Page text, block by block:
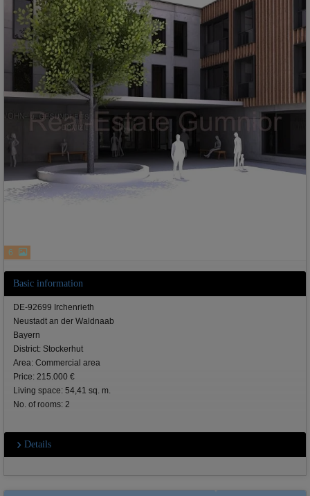
6
Basic information
DE-92699 Irchenrieth
Neustadt an der Waldnaab
Bayern
District: Stockerhut
Area: Commercial area
Price: 215.000 €
Living space: 54,41 sq. m.
No. of rooms: 2
Details